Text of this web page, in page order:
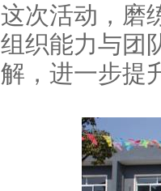
这次活动，磨
组织能力与团
解，进一步提